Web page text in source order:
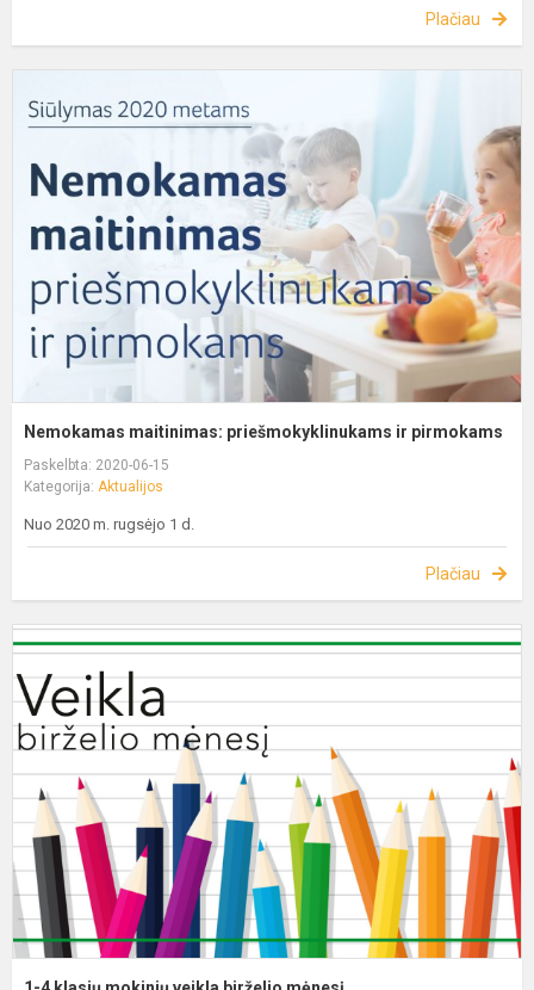
Plačiau
Nemokamas maitinimas: priešmokyklinukams ir pirmokams
Paskelbta: 2020-06-15
Kategorija: Aktualijos
Nuo 2020 m. rugsėjo 1 d.
Plačiau